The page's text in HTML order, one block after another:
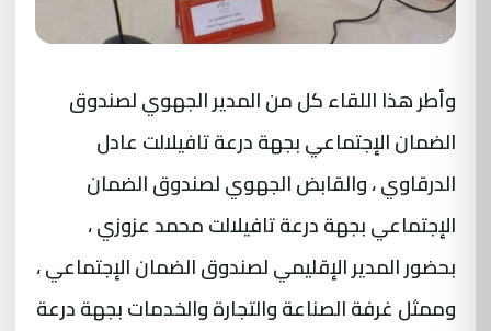
وأطر هذا اللقاء كل من المدير الجهوي لصندوق
الضمان الإجتماعي بجهة درعة تافيلالت عادل
الدرقاوي ، والقابض الجهوي لصندوق الضمان
الإجتماعي بجهة درعة تافيلالت محمد عزوزي ،
بحضور المدير الإقليمي لصندوق الضمان الإجتماعي ،
وممثل غرفة الصناعة والتجارة والخدمات بجهة درعة